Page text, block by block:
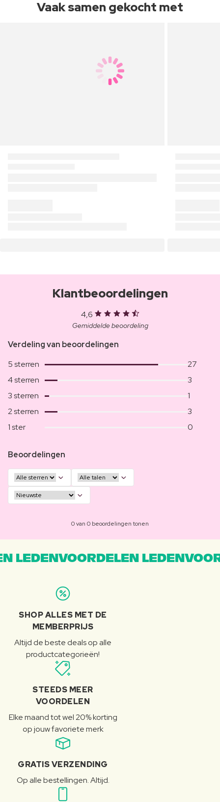
Vaak samen gekocht met
Klantbeoordelingen
4,6
Gemiddelde beoordeling
Verdeling van beoordelingen
5 sterren
27
4 sterren
3
3 sterren
1
2 sterren
3
1 ster
0
Beoordelingen
0 van 0 beoordelingen tonen
LEDENVOORDELEN
SHOP ALLES MET DE
MEMBERPRIJS
Altijd de beste deals op alle
productcategorieën!
STEEDS MEER
VOORDELEN
Elke maand tot wel 20% korting
op jouw favoriete merk
GRATIS VERZENDING
Op alle bestellingen. Altijd.